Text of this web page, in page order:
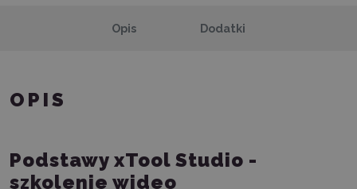
Opis Dodatki
OPIS
Podstawy xTool Studio -
szkolenie wideo